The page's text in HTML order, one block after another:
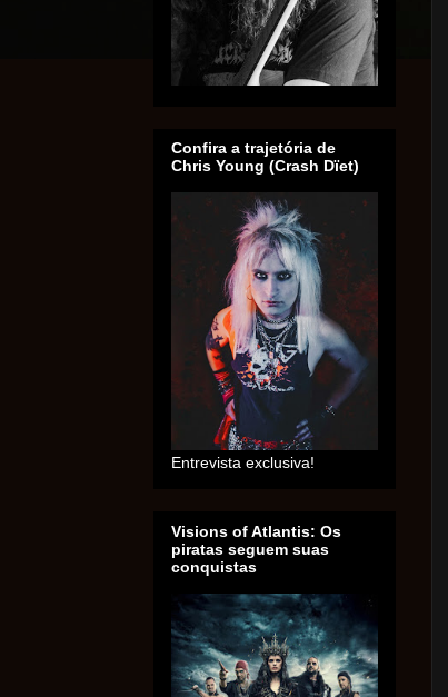
Confira a trajetória de
Chris Young (Crash Dïet)
Entrevista exclusiva!
Visions of Atlantis: Os
piratas seguem suas
conquistas